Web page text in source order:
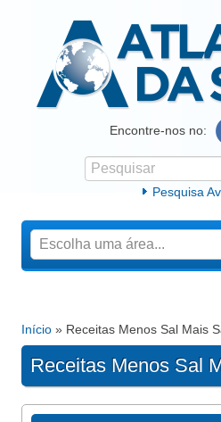
Atlas da SaúdeEncontre-nos no:
Formulário de procura
Pesquisar
Pesquisa
Está aqui
Início » Receitas Menos Sal Mais
Receitas Menos Sal